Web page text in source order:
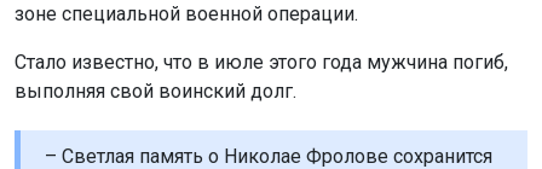
зоне специальной военной операции.
Стало известно, что в июле этого года мужчина погиб,
выполняя свой воинский долг.
– Светлая память о Николае Фролове сохранится